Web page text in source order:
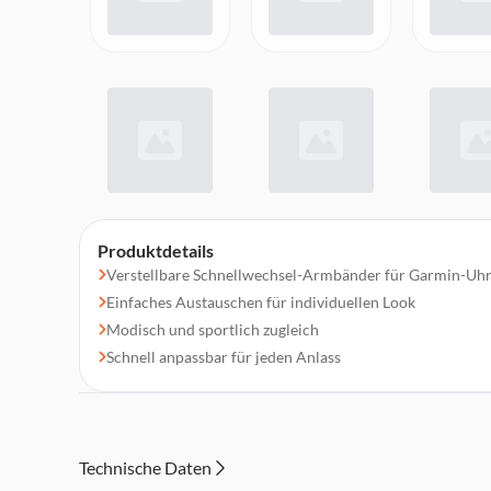
Produktdetails
Verstellbare Schnellwechsel-Armbänder für Garmin-
Einfaches Austauschen für individuellen Look
Modisch und sportlich zugleich
Schnell anpassbar für jeden Anlass
Technische Daten